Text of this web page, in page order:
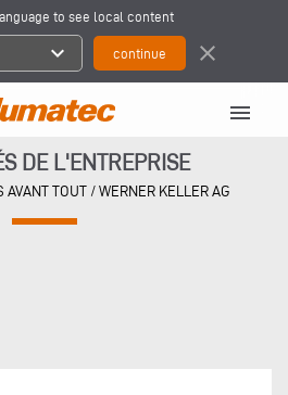
to see local content
expand_more close
menu
DE L'ENTREPRISE
AVANT TOUT / WERNER KELLER AG